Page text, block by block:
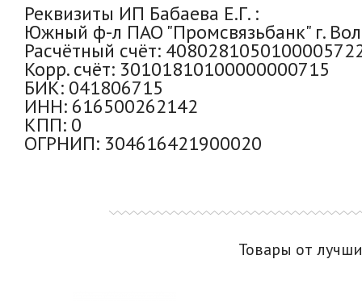
Реквизиты ИП Бабаева Е.Г. :
Южный ф-л ПАО "Промсвязьбанк" г.
Расчётный счёт:
Корр. счёт: 30101810100000000715
БИК: 041806715
ИНН: 616500262142
КПП: 0
ОГРНИП: 304616421900020
Товары от